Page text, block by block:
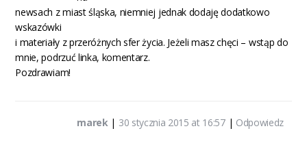
newsach z miast śląska, niemniej jednak dodaję dodatkowo
wskazówki
i materiały z przeróżnych sfer życia. Jeżeli masz chęci – wstąp do
mnie, podrzuć linka, komentarz.
Pozdrawiam!
marek| 30 stycznia 2015 at 16:57| Odpowiedz